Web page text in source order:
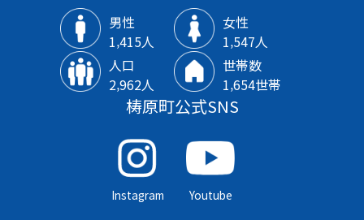
男性
1‚415人
女性
1‚547人
人口
2‚962人
世帯数
1‚654世帯
梼原町公式SNS
Instagram Youtube